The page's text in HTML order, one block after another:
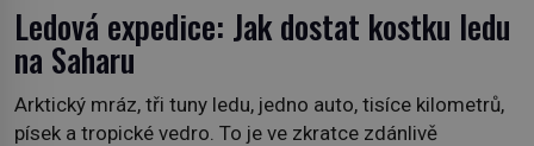
Ledová expedice: Jak dostat kostku ledu
na Saharu
Arktický mráz, tři tuny ledu, jedno auto, tisíce kilometrů,
písek a tropické vedro. To je ve zkratce zdánlivě